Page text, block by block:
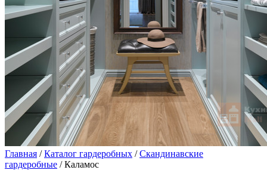
Главная /Каталог гардеробных /Скандинавские
гардеробные / Каламос